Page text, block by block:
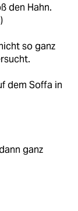
den Hahn.
so ganz
dem Soffa in
ganz